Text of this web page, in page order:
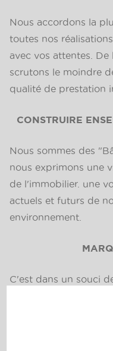
Nous accordons la
toutes nos
avec vos attentes.
scrutons le moindre
qualité de prestation
CONSTRUIRE
Nous sommes des
nous exprimons une
de l'immobilier. une
actuels et futurs de
environnement.
C'est dans un souci
d'exigences élevés,
qui